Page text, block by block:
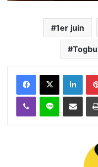
1er juin
FacebookX
Viber Ligne Partager par email